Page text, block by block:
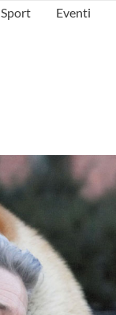
Sport Eventi